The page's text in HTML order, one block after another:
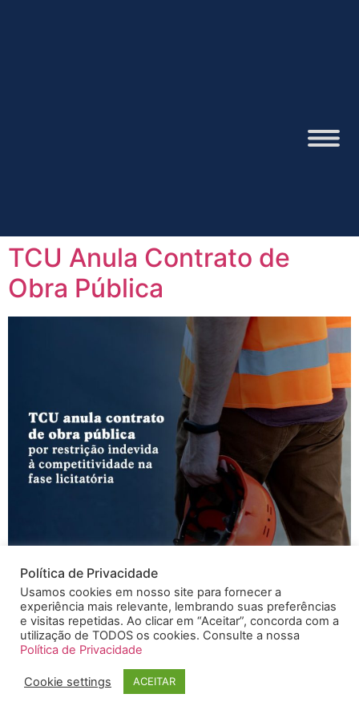
TCU Anula Contrato de
Obra Pública
O Tribunal de Contas da União (TCU) analisou denúncia
sobre a licitação do Hospital Metropolitano do Rio
Grande do Norte, no valor estimado de R$ 241 milhões,
e concluiu que o edital trouxe exigências técnicas que
afrontaram a Lei nº 14.133/2021 e os princípios da
competitividade e economicidade. O ponto central foi a
exigência de […]
Política de Privacidade
Usamos cookies em nosso site para fornecer a
experiência mais relevante, lembrando suas preferências
e visitas repetidas. Ao clicar em “Aceitar”, concorda com a
utilização de TODOS os cookies. Consulte a nossa
Política de Privacidade
Cookie settings ACEITAR